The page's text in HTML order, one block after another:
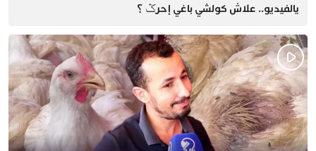
يالفيديو.. علاش كولشي باغي إحرݣ ؟